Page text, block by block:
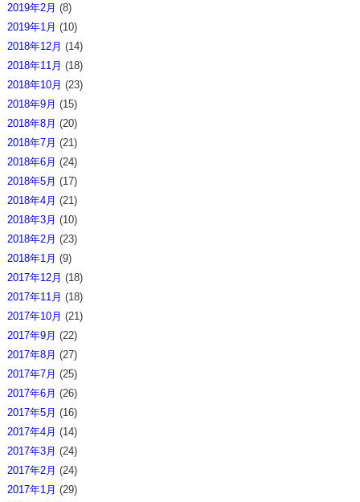
2019年2月 (8)
2019年1月 (10)
2018年12月 (14)
2018年11月 (18)
2018年10月 (23)
2018年9月 (15)
2018年8月 (20)
2018年7月 (21)
2018年6月 (24)
2018年5月 (17)
2018年4月 (21)
2018年3月 (10)
2018年2月 (23)
2018年1月 (9)
2017年12月 (18)
2017年11月 (18)
2017年10月 (21)
2017年9月 (22)
2017年8月 (27)
2017年7月 (25)
2017年6月 (26)
2017年5月 (16)
2017年4月 (14)
2017年3月 (24)
2017年2月 (24)
2017年1月 (29)